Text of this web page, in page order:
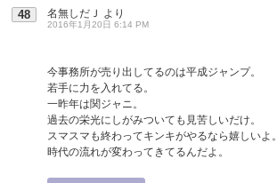
48 名無しだＪ より
2016年1月20日 6:14 PM
今事務所が売り出してるのは平成ジャンプ。
若手に力を入れてる。
一昨年は関ジャニ。
過去の栄光にしがみついても見苦しいだけ。
スマスマも終わってキンキがやるなら嬉しいよ。
時代の流れが変わってきてるんだよ。